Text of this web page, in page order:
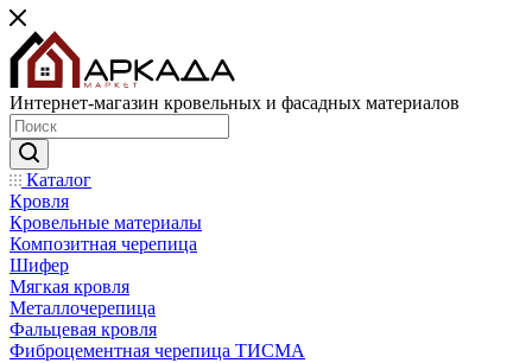
Интернет-магазин кровельных и фасадных материалов
Каталог
Кровля
Кровельные материалы
Композитная черепица
Шифер
Мягкая кровля
Металлочерепица
Фальцевая кровля
Фиброцементная черепица ТИСМА